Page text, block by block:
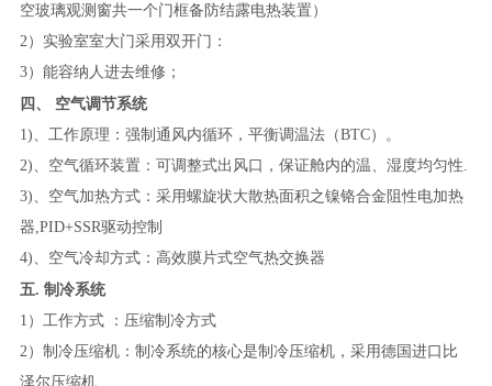
空玻璃观测窗共一个门框备防结露电热装置）
2）实验室室大门采用双开门：
3）能容纳人进去维修；
四、
空气调节系统
1)、工作原理：强制通风内循环，平衡调温法（BTC）。
2)、空气循环装置：可调整式出风口，保证舱内的温、湿度均匀性.
3)、空气加热方式：采用螺旋状大散热面积之镍铬合金阻性电加热
器,PID+SSR驱动控制
4)、空气冷却方式：高效膜片式空气热交换器
五. 制冷系统
1）工作方式 ：压缩制冷方式
2）制冷压缩机：制冷系统的核心是制冷压缩机，采用德国进口比
泽尔压缩机